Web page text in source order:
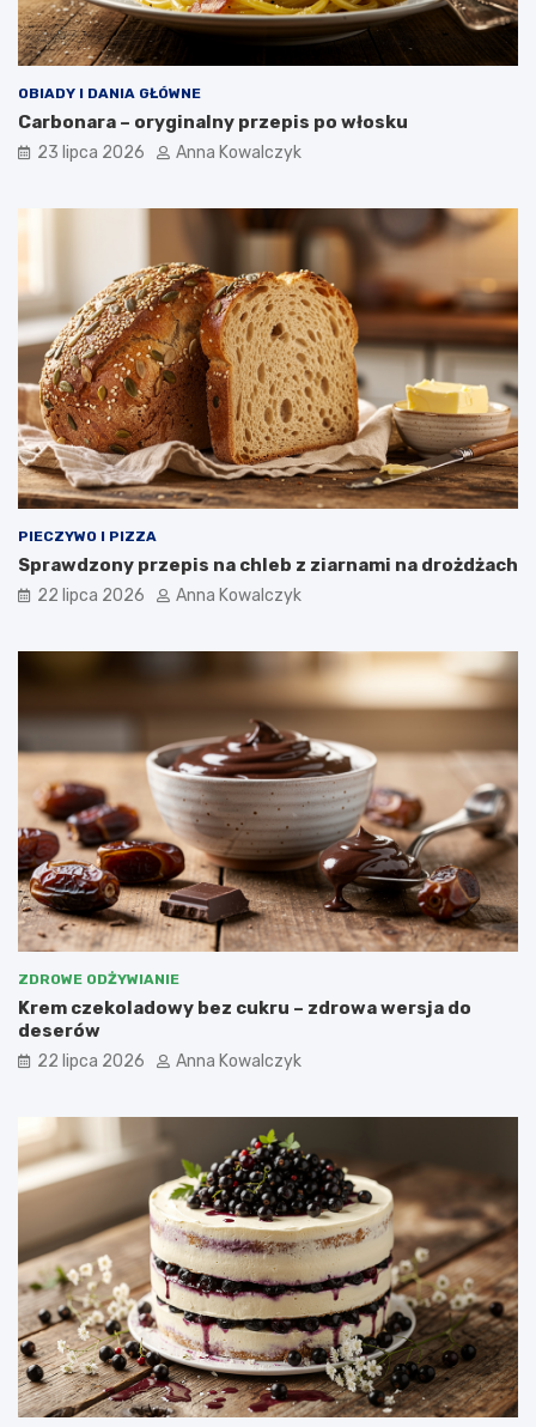
OBIADY I DANIA GŁÓWNE
Carbonara – oryginalny przepis po włosku
23 lipca 2026 Anna Kowalczyk
PIECZYWO I PIZZA
Sprawdzony przepis na chleb z ziarnami na drożdżach
22 lipca 2026 Anna Kowalczyk
ZDROWE ODŻYWIANIE
Krem czekoladowy bez cukru – zdrowa wersja do
deserów
22 lipca 2026 Anna Kowalczyk